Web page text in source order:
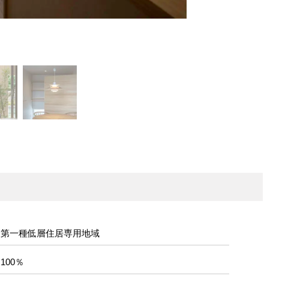
第一種低層住居専用地域
100％